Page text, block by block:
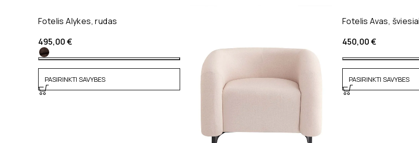
Fotelis Alykes, rudas
495,00€
PASIRINKTI SAVYBES
Fotelis Avas,
450,00€
PASIRINKTI SAVYBES